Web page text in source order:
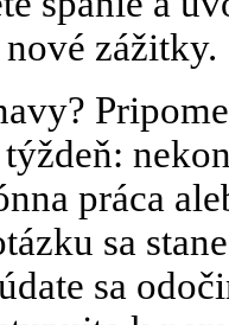
zážitky.
práca
sa
sa